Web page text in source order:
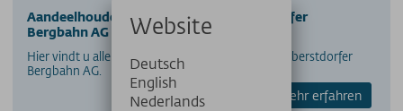
SOS / Notfallnummern
Aandeelhoudersinformatie van Oberstdorfer
Bergbahn AG
Hier vindt u alle aandeelhoudersinformatie van Oberstdorfer
Bergbahn AG.
mehr erfahren
Website
Deutsch
English
Nederlands